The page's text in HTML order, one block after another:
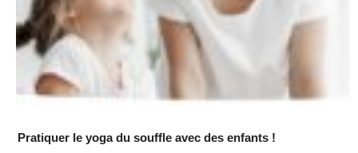
Pratiquer le yoga du souffle avec des enfants !